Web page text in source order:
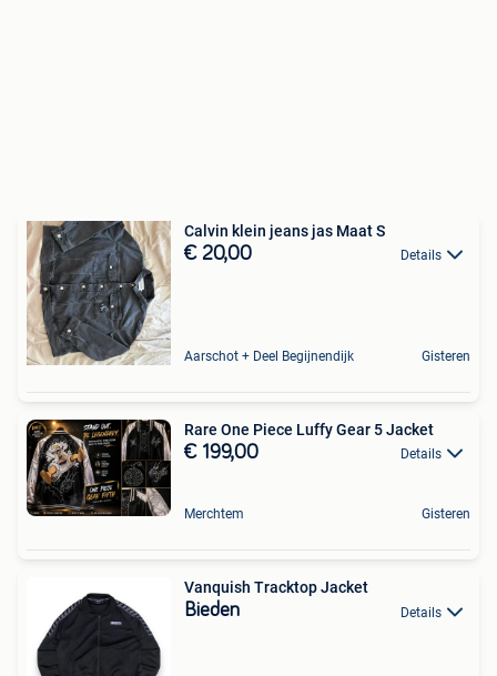
Calvin klein jeans jas Maat S
€ 20,00 Details
Aarschot + Deel Begijnendijk Gisteren
Rare One Piece Luffy Gear 5 Jacket
€ 199,00 Details
Merchtem Gisteren
Vanquish Tracktop Jacket
Bieden Details